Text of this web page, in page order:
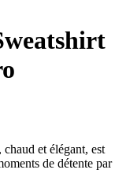
et élégant, est
de détente par